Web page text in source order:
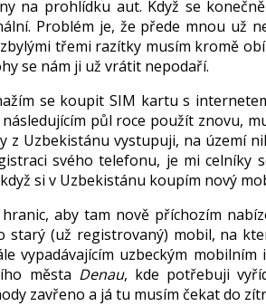
na prohlídku aut. Když se
Problém je, že přede mnou už
třemi razítky musím kromě
se nám ji už vrátit nepodaří.
se koupit SIM kartu s
půl roce použít znovu,
Uzbekistánu vystupuji, na území
svého telefonu, je mi celníky
si v Uzbekistánu koupím nový
aby tam nově příchozím
(už registrovaný) mobil, na
vypadávajícím uzbeckým
města Denau, kde potřebuji
zavřeno a já tu musím čekat do